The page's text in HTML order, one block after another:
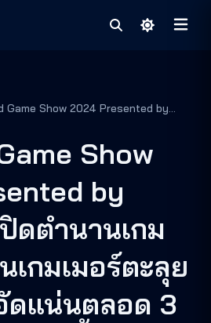
Game Show 2024 Presented by
ระชุมแห่งชาติสิริกิติ์Show
by
ปิดตำนานเกม
กมเมอร์ตะลุย
ดแน่นตลอด 3